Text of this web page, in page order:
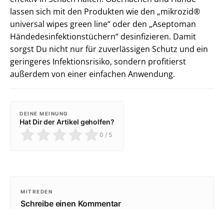
lassen sich mit den Produkten wie den „mikrozid®
universal wipes green line“ oder den „Aseptoman
Händedesinfektionstüchern“ desinfizieren. Damit
sorgst Du nicht nur für zuverlässigen Schutz und ein
geringeres Infektionsrisiko, sondern profitierst
außerdem von einer einfachen Anwendung.
DEINE MEINUNG
Hat Dir der Artikel geholfen?
0 / 5
MITREDEN
Schreibe einen Kommentar